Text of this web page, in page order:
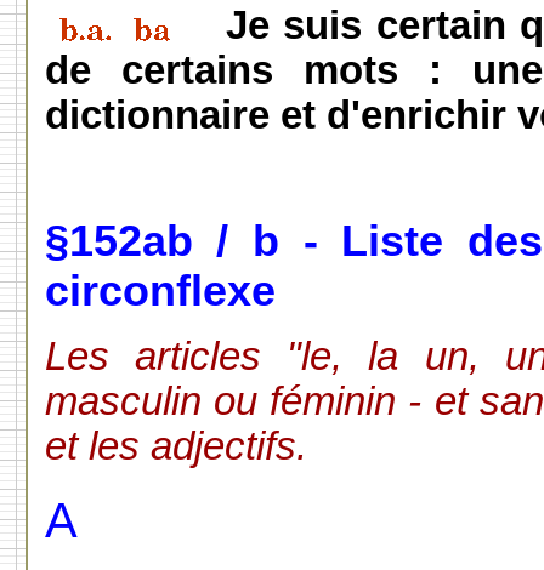
Je suis certain
de certains mots :
dictionnaire et d'enrichir
§152ab / b - Liste
circonflexe
Les articles "le, la un,
masculin ou féminin - et
et les adjectifs.
A